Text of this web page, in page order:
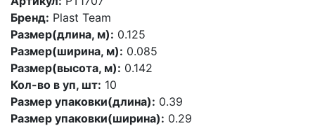
Бренд: Plast Team
Размер(длина, м): 0.125
Размер(ширина, м): 0.085
Размер(высота, м): 0.142
Кол-во в уп, шт: 10
Размер упаковки(длина): 0.39
Размер упаковки(ширина): 0.29